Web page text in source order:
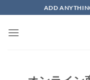
qua
nội
ADD